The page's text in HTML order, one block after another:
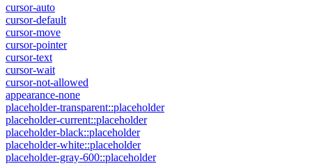
cursor-auto
cursor-default
cursor-move
cursor-pointer
cursor-text
cursor-wait
cursor-not-allowed
appearance-none
placeholder-transparent::placeholder
placeholder-current::placeholder
placeholder-black::placeholder
placeholder-white::placeholder
placeholder-gray-600::placeholder